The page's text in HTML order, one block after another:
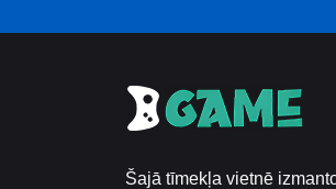
Šajā tīmekļa vietnē